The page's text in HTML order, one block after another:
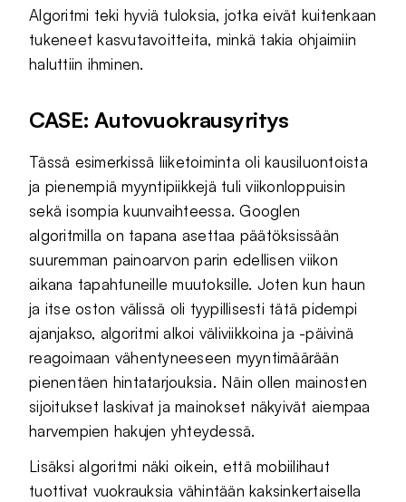
Algoritmi teki hyviä tuloksia, jotka eivät kuitenkaan
tukeneet kasvutavoitteita, minkä takia ohjaimiin
haluttiin ihminen.
CASE: Autovuokrausyritys
Tässä esimerkissä liiketoiminta oli kausiluontoista
ja pienempiä myyntipiikkejä tuli viikonloppuisin
sekä isompia kuunvaihteessa. Googlen
algoritmilla on tapana asettaa päätöksissään
suuremman painoarvon parin edellisen viikon
aikana tapahtuneille muutoksille. Joten kun haun
ja itse oston välissä oli tyypillisesti tätä pidempi
ajanjakso, algoritmi alkoi väliviikkoina ja -päivinä
reagoimaan vähentyneeseen myyntimäärään
pienentäen hintatarjouksia. Näin ollen mainosten
sijoitukset laskivat ja mainokset näkyivät aiempaa
harvempien hakujen yhteydessä.
Lisäksi algoritmi näki oikein, että mobiilihaut
tuottivat vuokrauksia vähintään kaksinkertaisella